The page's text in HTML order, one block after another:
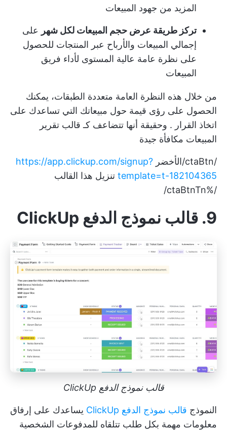
المزيد من جهود المبيعات
تركز طريقة عرض حجم المبيعات لكل شهر على
إجمالي المبيعات والأرباح عبر المنتجات للحصول
على نظرة عامة عالية المستوى لأداء فريق
المبيعات
من خلال هذه النظرة العامة متعددة الطبقات، يمكنك
الحصول على رؤى قيمة حول مبيعاتك التي تساعدك على
اتخاذ القرار . وحقيقة أنها تتضاعف كـ قالب تقرير
المبيعات مكافأة جيدة
/ctaBtn/الأخضر
https://app.clickup.com/signup?
template=t-182104365 تنزيل هذا القالب
/%ctaBtnTn/
9. قالب نموذج الدفع ClickUp
قالب نموذج الدفع ClickUp
النموذج قالب نموذج الدفع ClickUp
يساعدك على إرفاق
معلومات مهمة بكل طلب تتلقاه للمدفوعات الشخصية